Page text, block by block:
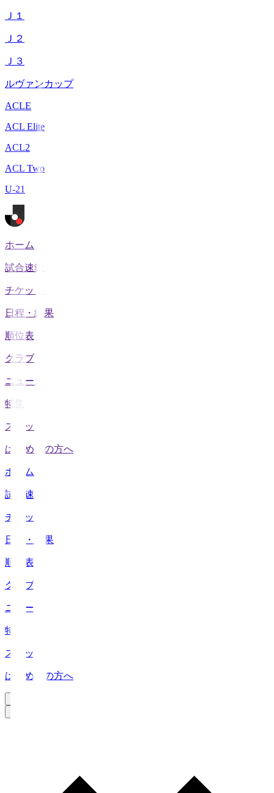
Ｊ１
Ｊ２
Ｊ３
ルヴァンカップ
ACLE
ACL Elite
ACL2
ACL Two
U-21
ホーム
試合速報
チケット
日程・結果
順位表
クラブ
ニュース
特集
スタッツ
はじめての方へ
ホーム
試合速報
チケット
日程・結果
順位表
クラブ
ニュース
特集
スタッツ
はじめての方へ